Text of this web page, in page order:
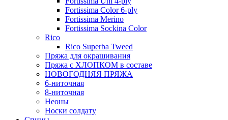
Fortissima Color 6-ply
Fortissima Merino
Fortissima Sockina Color
Rico
Rico Superba Tweed
Пряжа для окрашивания
Пряжа с ХЛОПКОМ в составе
НОВОГОДНЯЯ ПРЯЖА
6-ниточная
8-ниточная
Неоны
Носки солдату